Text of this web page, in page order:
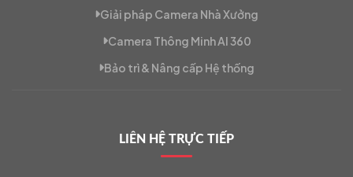
Giải pháp Camera Nhà Xưởng
Camera Thông Minh AI 360
Bảo trì & Nâng cấp Hệ thống
LIÊN HỆ TRỰC TIẾP